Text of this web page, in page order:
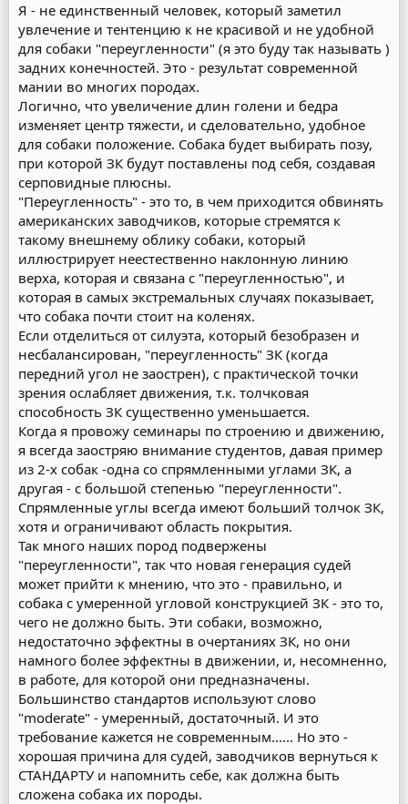
Я - не единственный человек, который заметил
увлечение и тентенцию к не красивой и не удобной
для собаки "переугленности" (я это буду так называть )
задних конечностей. Это - результат современной
мании во многих породах.
Логично, что увеличение длин голени и бедра
изменяет центр тяжести, и сделовательно, удобное
для собаки положение. Собака будет выбирать позу,
при которой ЗК будут поставлены под себя, создавая
серповидные плюсны.
"Переугленность" - это то, в чем приходится обвинять
американских заводчиков, которые стремятся к
такому внешнему облику собаки, который
иллюстрирует неестественно наклонную линию
верха, которая и связана с "переугленностью", и
которая в самых экстремальных случаях показывает,
что собака почти стоит на коленях.
Если отделиться от силуэта, который безобразен и
несбалансирован, "переугленность" ЗК (когда
передний угол не заострен), с практической точки
зрения ослабляет движения, т.к. толчковая
способность ЗК существенно уменьшается.
Когда я провожу семинары по строению и движению,
я всегда заостряю внимание студентов, давая пример
из 2-х собак -одна со спрямленными углами ЗК, а
другая - с большой степенью "переугленности".
Спрямленные углы всегда имеют больший толчок ЗК,
хотя и ограничивают область покрытия.
Так много наших пород подвержены
"переугленности", так что новая генерация судей
может прийти к мнению, что это - правильно, и
собака с умеренной угловой конструкцией ЗК - это то,
чего не должно быть. Эти собаки, возможно,
недостаточно эффектны в очертаниях ЗК, но они
намного более эффектны в движении, и, несомненно,
в работе, для которой они предназначены.
Большинство стандартов используют слово
"moderate" - умеренный, достаточный. И это
требование кажется не современным...... Но это -
хорошая причина для судей, заводчиков вернуться к
СТАНДАРТУ и напомнить себе, как должна быть
сложена собака их породы.